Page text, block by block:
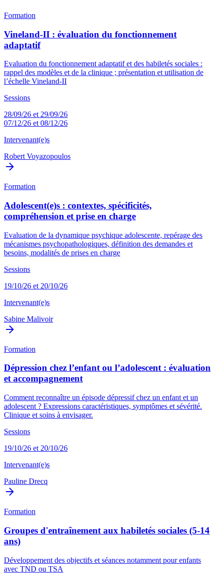
Formation
Vineland-II : évaluation du fonctionnement
adaptatif
Evaluation du fonctionnement adaptatif et des habiletés sociales :
rappel des modèles et de la clinique ; présentation et utilisation de
l’échelle Vineland-II
Sessions
28/09/26 et 29/09/26
07/12/26 et 08/12/26
Intervenant(e)s
Robert Voyazopoulos
Formation
Adolescent(e)s : contextes, spécificités,
compréhension et prise en charge
Evaluation de la dynamique psychique adolescente, repérage des
mécanismes psychopathologiques, définition des demandes et
besoins, modalités de prises en charge
Sessions
19/10/26 et 20/10/26
Intervenant(e)s
Sabine Malivoir
Formation
Dépression chez l’enfant ou l’adolescent : évaluation
et accompagnement
Comment reconnaître un épisode dépressif chez un enfant et un
adolescent ? Expressions caractéristiques, symptômes et sévérité.
Clinique et soins à envisager.
Sessions
19/10/26 et 20/10/26
Intervenant(e)s
Pauline Drecq
Formation
Groupes d'entraînement aux habiletés sociales (5-14
ans)
Développement des objectifs et séances notamment pour enfants
avec TND ou TSA